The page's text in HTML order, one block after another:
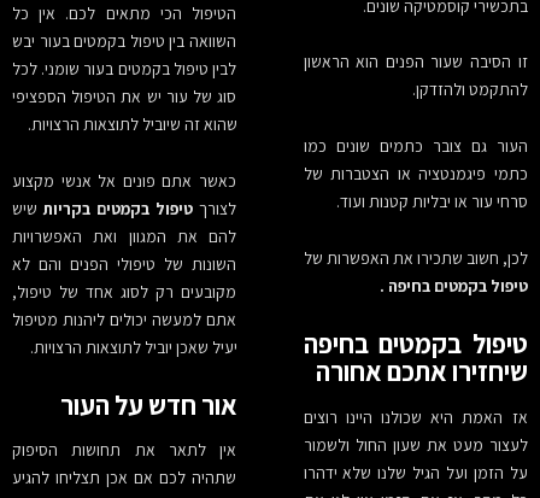
בתכשירי קוסמטיקה שונים.
זו הסיבה שעור הפנים הוא הראשון
להתקמט ולהזדקן.
העור גם צובר כתמים שונים כמו
כתמי פיגמנטציה או הצטברות של
סרחי עור או יבליות קטנות ועוד.
לכן, חשוב שתכירו את האפשרות של
טיפול בקמטים בחיפה .
טיפול בקמטים בחיפה
שיחזירו אתכם אחורה
אז האמת היא שכולנו היינו רוצים
לעצור מעט את שעון החול ולשמור
על הזמן ועל הגיל שלנו שלא ידהרו
הטיפול הכי מתאים לכם. אין כל
השוואה בין טיפול בקמטים בעור יבש
לבין טיפול בקמטים בעור שומני. לכל
סוג של עור יש את הטיפול הספציפי
שהוא זה שיוביל לתוצאות הרצויות.
כאשר אתם פונים אל אנשי מקצוע
לצורך טיפול בקמטים בקריות שיש
להם את המגוון ואת האפשרויות
השונות של טיפולי הפנים והם לא
מקובעים רק לסוג אחד של טיפול,
אתם למעשה יכולים ליהנות מטיפול
יעיל שאכן יוביל לתוצאות הרצויות.
אור חדש על העור
אין לתאר את תחושות הסיפוק
שתהיה לכם אם אכן תצליחו להגיע